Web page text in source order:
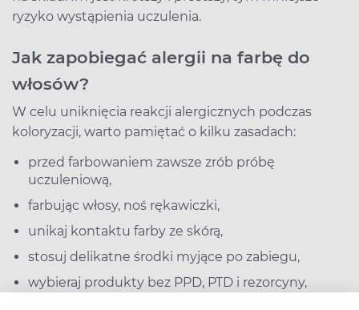
ryzyko wystąpienia uczulenia.
Jak zapobiegać alergii na farbę do
włosów?
W celu uniknięcia reakcji alergicznych podczas
koloryzacji, warto pamiętać o kilku zasadach:
przed farbowaniem zawsze zrób próbę
uczuleniową,
farbując włosy, noś rękawiczki,
unikaj kontaktu farby ze skórą,
stosuj delikatne środki myjące po zabiegu,
wybieraj produkty bez PPD, PTD i rezorcyny,